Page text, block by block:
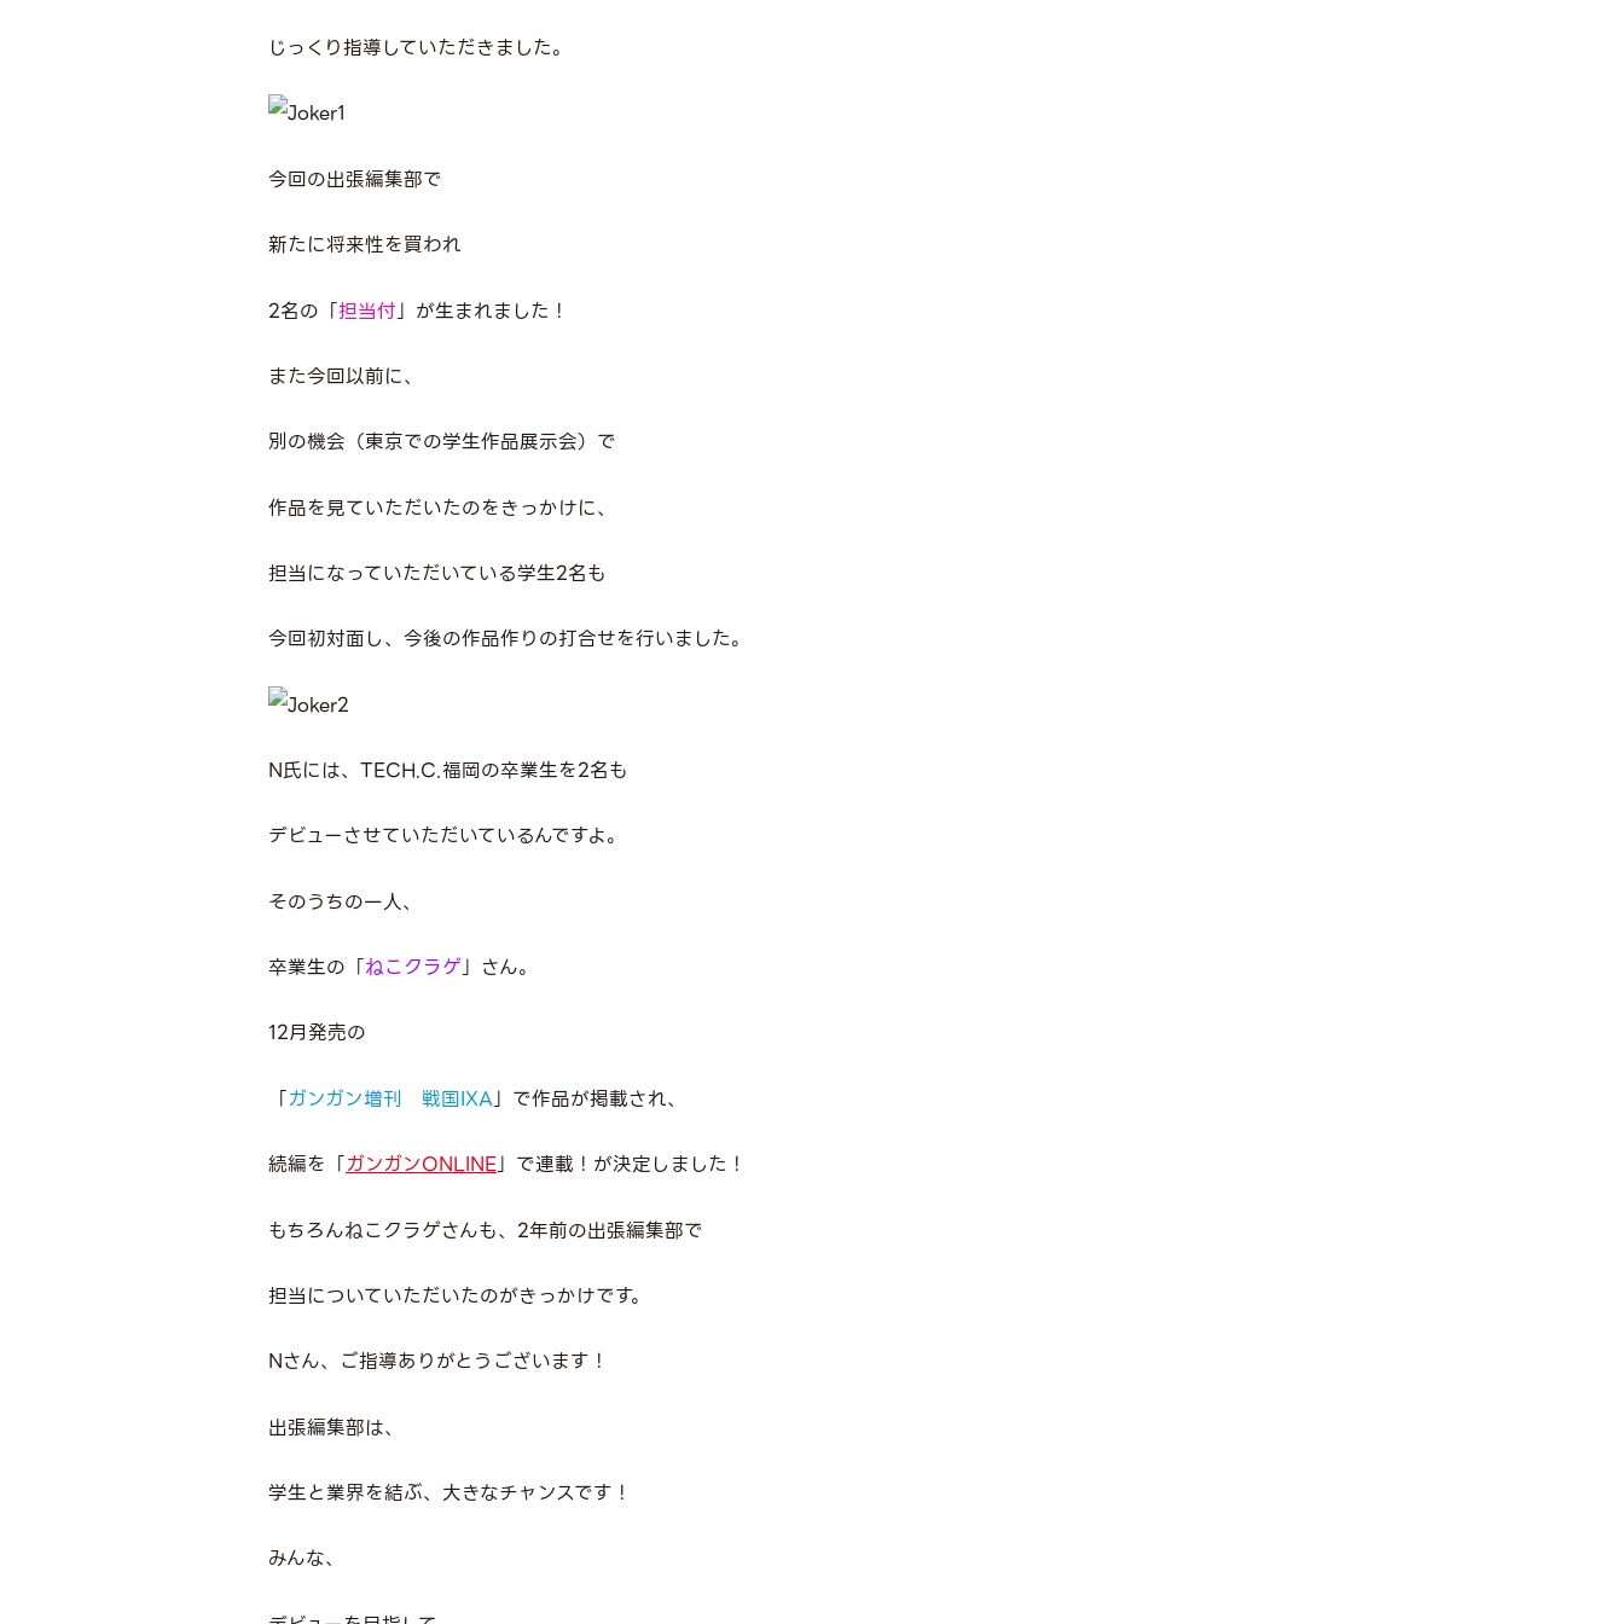
じっくり指導していただきました。
今回の出張編集部で
新たに将来性を買われ
2名の「担当付」が生まれました！
また今回以前に、
別の機会（東京での学生作品展示会）で
作品を見ていただいたのをきっかけに、
担当になっていただいている学生2名も
今回初対面し、今後の作品作りの打合せを行いました。
N氏には、 TECH.C.福岡の卒業生を2名も
デビューさせていただいているんですよ。
そのうちの一人、
卒業生の「ねこクラゲ」さん。
12月発売の
「ガンガン増刊 戦国IXA」で作品が掲載され、
続編を「ガンガンONLINE」で連載！が決定しました！
もちろんねこクラゲさんも、 2年前の出張編集部で
担当についていただいたのがきっかけです。
Nさん、ご指導ありがとうございます！
出張編集部は、
学生と業界を結ぶ、大きなチャンスです！
みんな、